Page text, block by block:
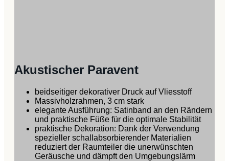
Akustischer Paravent
beidseitiger dekorativer Druck auf Vliesstoff
Massivholzrahmen, 3 cm stark
elegante Ausführung: Satinband an den Rändern
und praktische Füße für die optimale Stabilität
praktische Dekoration: Dank der Verwendung
spezieller schallabsorbierender Materialien
reduziert der Raumteiler die unerwünschten
Geräusche und dämpft den Umgebungslärm